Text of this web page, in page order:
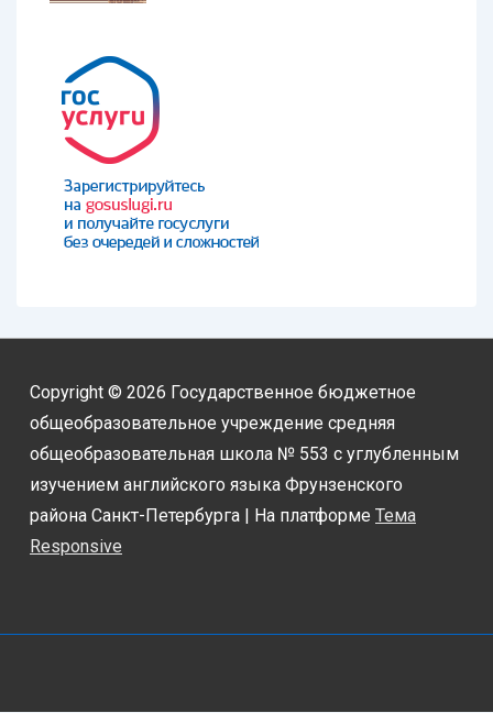
Copyright © 2026 Государственное бюджетное
общеобразовательное учреждение средняя
общеобразовательная школа № 553 с углубленным
изучением английского языка Фрунзенского
района Санкт-Петербурга
| На платформе Тема
Responsive